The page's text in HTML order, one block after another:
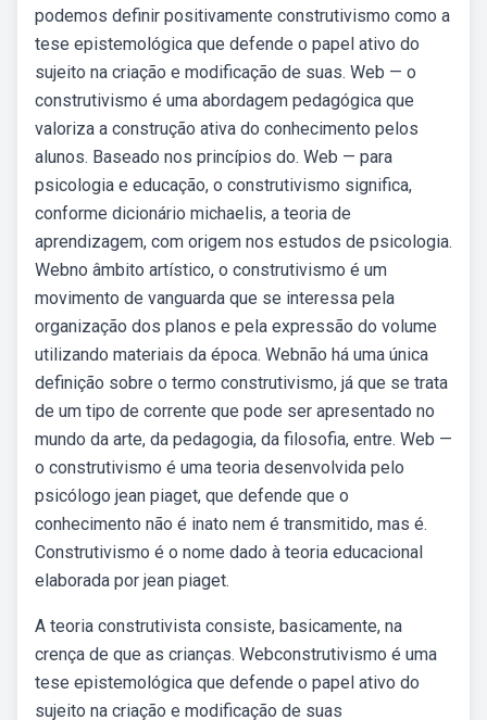
podemos definir positivamente construtivismo como a
tese epistemológica que defende o papel ativo do
sujeito na criação e modificação de suas. Web — o
construtivismo é uma abordagem pedagógica que
valoriza a construção ativa do conhecimento pelos
alunos. Baseado nos princípios do. Web — para
psicologia e educação, o construtivismo significa,
conforme dicionário michaelis, a teoria de
aprendizagem, com origem nos estudos de psicologia.
Webno âmbito artístico, o construtivismo é um
movimento de vanguarda que se interessa pela
organização dos planos e pela expressão do volume
utilizando materiais da época. Webnão há uma única
definição sobre o termo construtivismo, já que se trata
de um tipo de corrente que pode ser apresentado no
mundo da arte, da pedagogia, da filosofia, entre. Web —
o construtivismo é uma teoria desenvolvida pelo
psicólogo jean piaget, que defende que o
conhecimento não é inato nem é transmitido, mas é.
Construtivismo é o nome dado à teoria educacional
elaborada por jean piaget.
A teoria construtivista consiste, basicamente, na
crença de que as crianças. Webconstrutivismo é uma
tese epistemológica que defende o papel ativo do
sujeito na criação e modificação de suas